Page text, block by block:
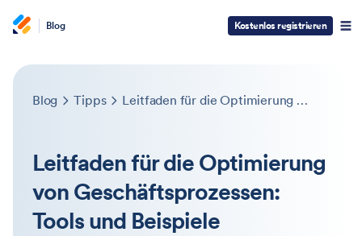
Blog Kostenlos registrieren
Blog Tipps Leitfaden für die Optimierung von Geschäftsprozessen: Tools und Beispiele
Leitfaden für die Optimierung
von Geschäftsprozessen:
Tools und Beispiele